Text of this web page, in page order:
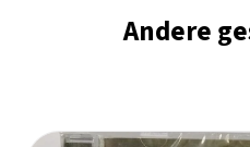
Andere